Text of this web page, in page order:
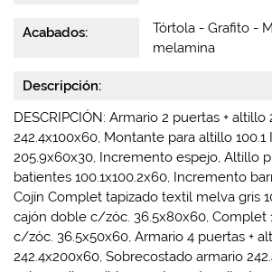
Acabados:
Tórtola - Grafito -
melamina
Descripción:
DESCRIPCIÓN: Armario 2 puertas + altillo
242.4x100x60, Montante para altillo 100.1
205.9x60x30, Incremento espejo, Altillo
batientes 100.1x100.2x60, Incremento
Cojín Complet tapizado textil melva gris
cajón doble c/zóc. 36.5x80x60, Complet
c/zóc. 36.5x50x60, Armario 4 puertas +
242.4x200x60, Sobrecostado armario